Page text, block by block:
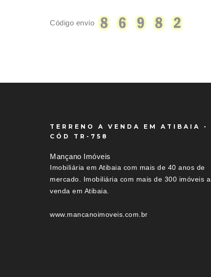
Código envio
TERRENO A VENDA EM ATIBAIA -
CÓD TR-758
Mançano Imóveis
Imobiliária em Atibaia com mais de 40 anos de
mercado. Imobiliária com mais de 300 imóveis a
venda em Atibaia.
www.mancanoimoveis.com.br